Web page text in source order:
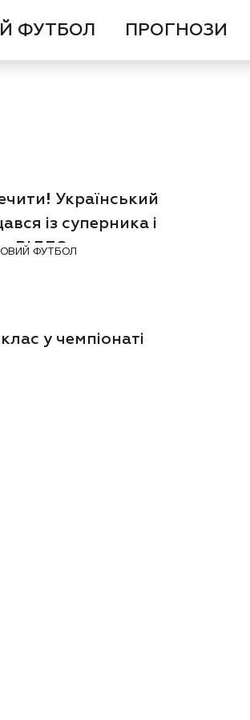
ФУТБОЛ ПРОГНОЗИ
Український
із суперника і
ВІДЕО
ФУТБОЛ
у чемпіонаті